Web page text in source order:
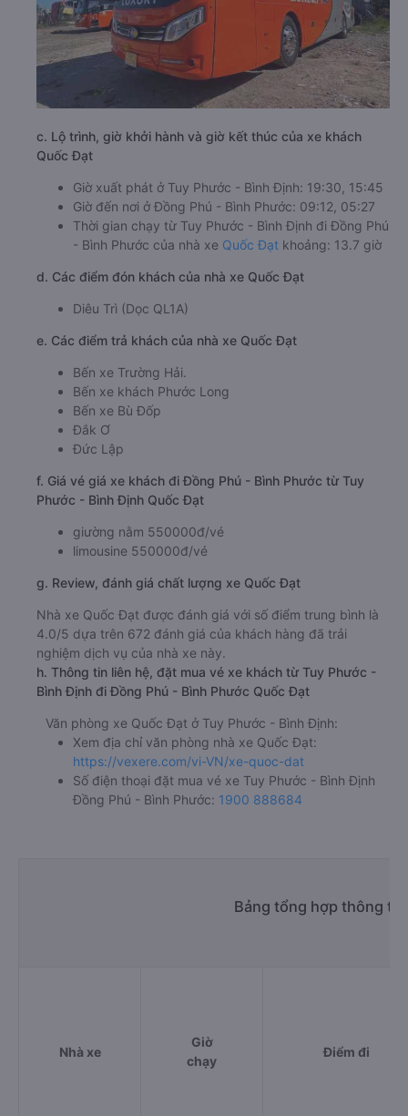
c. Lộ trình, giờ khởi hành và giờ kết thúc của xe khách
Quốc Đạt
Giờ xuất phát ở Tuy Phước - Bình Định: 19:30, 15:45
Giờ đến nơi ở Đồng Phú - Bình Phước: 09:12, 05:27
Thời gian chạy từ Tuy Phước - Bình Định đi Đồng Phú
- Bình Phước của nhà xe Quốc Đạt khoảng: 13.7 giờ
d. Các điểm đón khách của nhà xe Quốc Đạt
Diêu Trì (Dọc QL1A)
e. Các điểm trả khách của nhà xe Quốc Đạt
Bến xe Trường Hải.
Bến xe khách Phước Long
Bến xe Bù Đốp
Đắk Ơ
Đức Lập
f. Giá vé giá xe khách đi Đồng Phú - Bình Phước từ Tuy
Phước - Bình Định Quốc Đạt
giường nằm 550000đ/vé
limousine 550000đ/vé
g. Review, đánh giá chất lượng xe Quốc Đạt
Nhà xe Quốc Đạt được đánh giá với số điểm trung bình là
4.0/5 dựa trên 672 đánh giá của khách hàng đã trải
nghiệm dịch vụ của nhà xe này.
h. Thông tin liên hệ, đặt mua vé xe khách từ Tuy Phước -
Bình Định đi Đồng Phú - Bình Phước Quốc Đạt
Văn phòng xe Quốc Đạt ở Tuy Phước - Bình Định:
Xem địa chỉ văn phòng nhà xe Quốc Đạt:
https://vexere.com/vi-VN/xe-quoc-dat
Số điện thoại đặt mua vé xe Tuy Phước - Bình Định
Đồng Phú - Bình Phước: 1900 888684
Bảng tổng hợp thông
Nhà xe
Giờ
chạy
Điểm đi